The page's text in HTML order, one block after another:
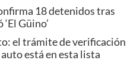
18 detenidos tras
Güino’
el trámite de verificación
está en esta lista